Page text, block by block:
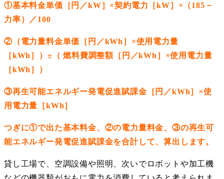
①基本料金単価［円／kW］×契約電力［kW］×（185－
力率）／100
②（電力量料金単価［円／kWh］×使用電力量
［kWh］）±（ 燃料費調整額［円／kWh］×使用電力量
［kWh］）
③再生可能エネルギー発電促進賦課金［円／kWh］×使
用電力量［kWh］
つぎに①で出た基本料金、②の電力量料金、③の再生可
能エネルギー発電促進賦課金を合計して、算出します。
貸し工場で、空調設備や照明、次いでロボットや加工機